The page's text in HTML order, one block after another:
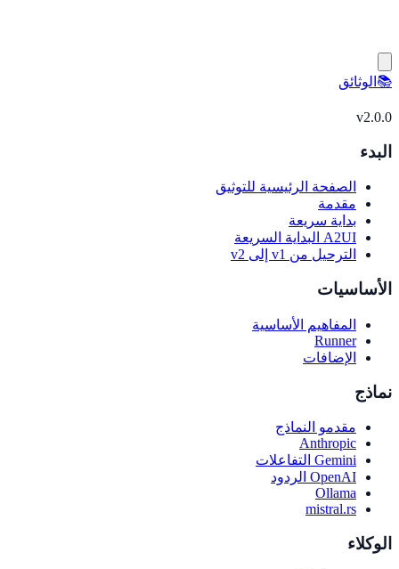
📚 الوثائق
v2.0.0
البدء
الصفحة الرئيسية للتوثيق
مقدمة
بداية سريعة
A2UI البداية السريعة
الترحيل من v1 إلى v2
الأساسيات
المفاهيم الأساسية
Runner
الإضافات
نماذج
مقدمو النماذج
Anthropic
Gemini التفاعلات
OpenAI الردود
Ollama
mistral.rs
الوكلاء